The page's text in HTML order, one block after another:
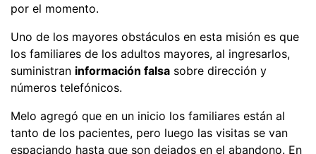
por el momento.
Uno de los mayores obstáculos en esta misión es que
los familiares de los adultos mayores, al ingresarlos,
suministran información falsa sobre dirección y
números telefónicos.
Melo agregó que en un inicio los familiares están al
tanto de los pacientes, pero luego las visitas se van
espaciando hasta que son dejados en el abandono. En